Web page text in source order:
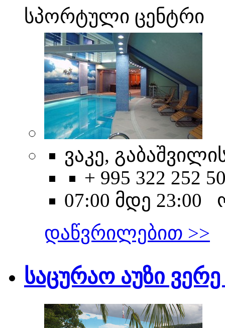
სპორტული ცენტრი
ვაკე,
+ 995 322 252
07:00 მდე 23:00
დაწვრილებით >>
საცურაო აუზი